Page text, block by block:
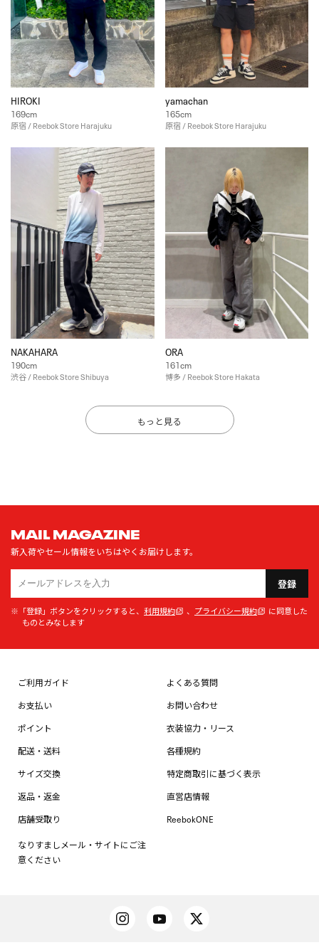
HIROKI
169cm
原宿 / Reebok Store Harajuku
yamachan
165cm
原宿 / Reebok Store Harajuku
NAKAHARA
190cm
渋谷 / Reebok Store Shibuya
ORA
161cm
博多 / Reebok Store Hakata
もっと見る
MAIL MAGAZINE
新入荷やセール情報をいちはやくお届けします。
登録
※「登録」ボタンをクリックすると、 利用規約 、 プライバシー規約
に同意した
ものとみなします
ご利用ガイド
お支払い
ポイント
配送・送料
サイズ交換
返品・返金
店舗受取り
なりすましメール・サイトにご注
意ください
よくある質問
お問い合わせ
衣装協力・リース
各種規約
特定商取引に基づく表示
直営店情報
ReebokONE